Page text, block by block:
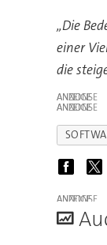
„Die
einer
die
ANZEIGE
ANZEIGE
ANZEIGE
A